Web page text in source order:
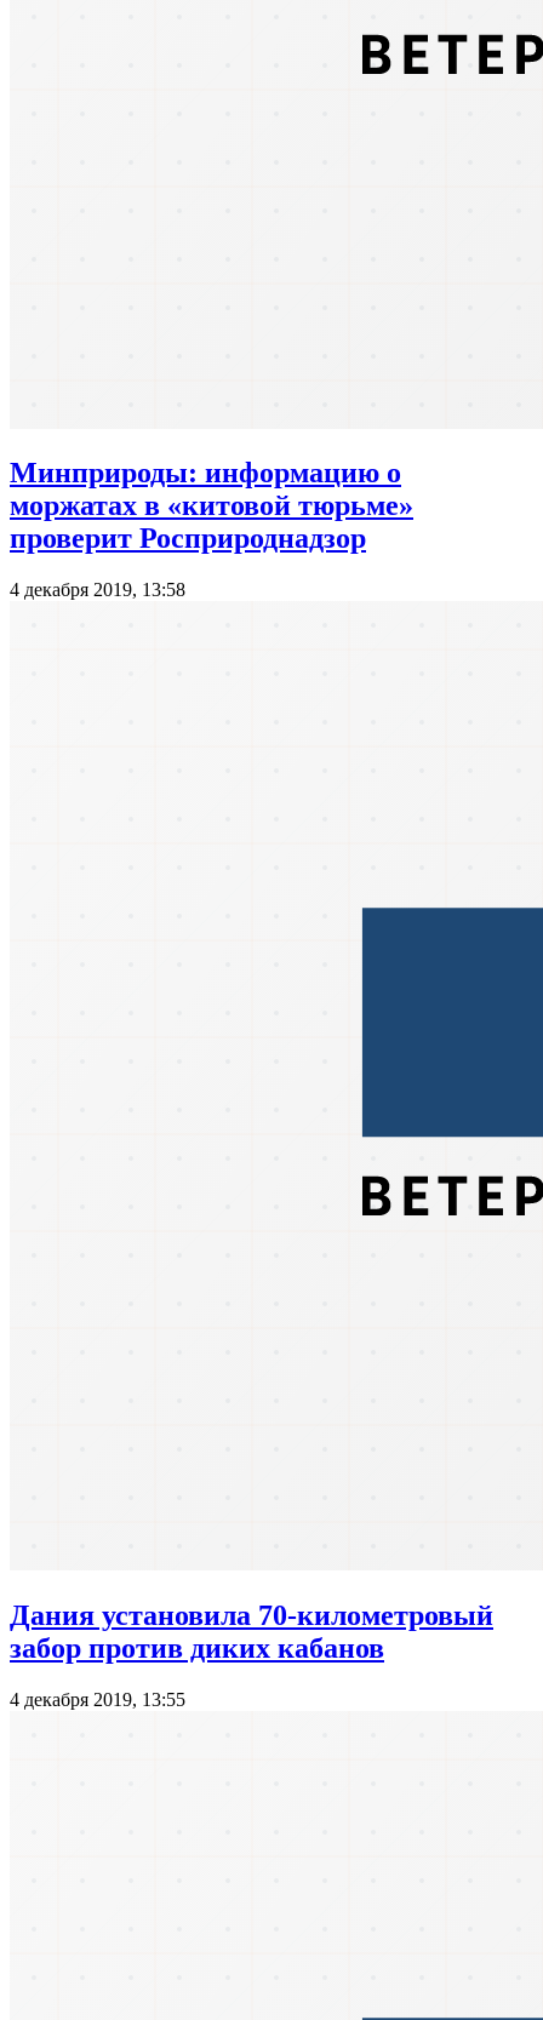
Минприроды: информацию о
моржатах в «китовой тюрьме»
проверит Росприроднадзор
4 декабря 2019, 13:58
Дания установила 70-километровый
забор против диких кабанов
4 декабря 2019, 13:55